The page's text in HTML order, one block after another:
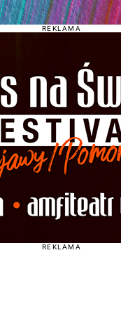
REKLAMA
REKLAMA